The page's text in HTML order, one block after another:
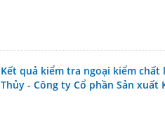
Kết quả kiểm tra ngoại kiểm
Thủy - Công ty Cổ phần Sản